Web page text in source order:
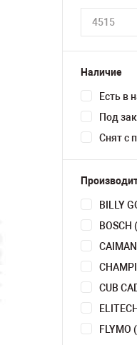
Наличие
Есть в
Под
Снят с
BILLY
CUB